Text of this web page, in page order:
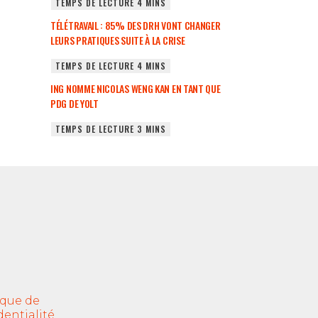
TÉLÉTRAVAIL : 85% DES DRH VONT CHANGER
LEURS PRATIQUES SUITE À LA CRISE
ING NOMME NICOLAS WENG KAN EN TANT QUE
PDG DE YOLT
de